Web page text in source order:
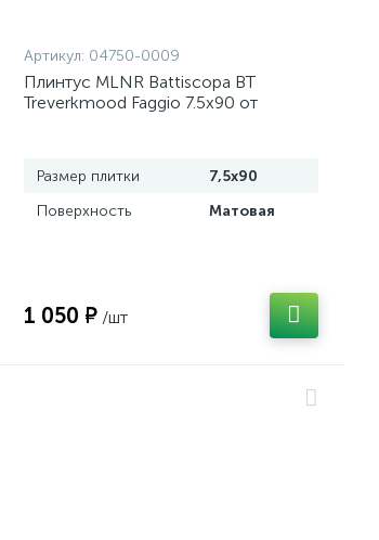
Артикул: 04750-0009
Плинтус MLNR Battiscopa BT
Treverkmood Faggio 7.5x90 от
Размер плитки
7,5x90
Поверхность
Матовая
1 050 ₽ /шт